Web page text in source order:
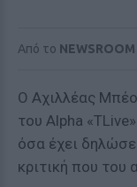
Από το NEWSROOM
Ο Αχιλλέας
του Alpha
όσα έχει
κριτική που του